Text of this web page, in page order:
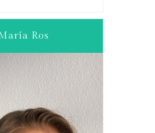
Ros